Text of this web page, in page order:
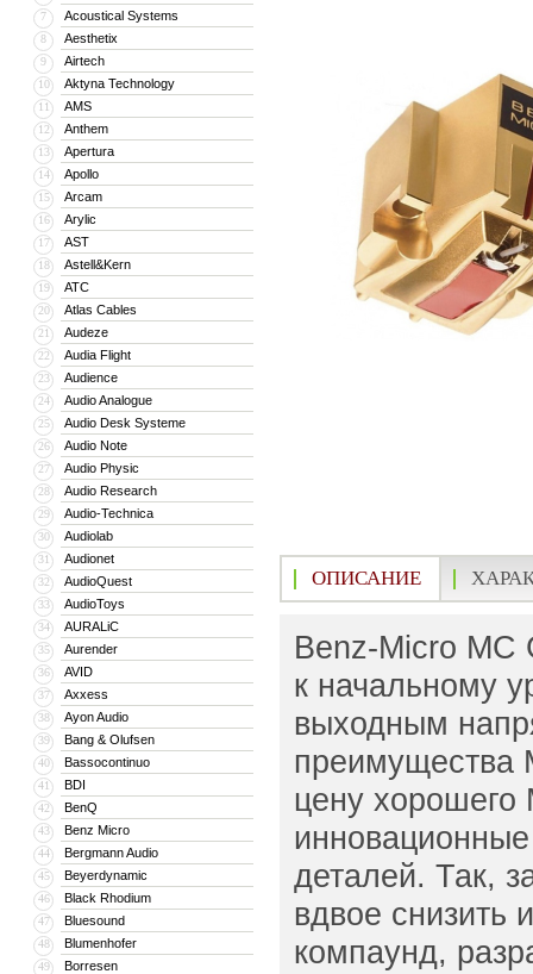
7 Acoustical Systems
8 Aesthetix
9 Airtech
10 Aktyna Technology
11 AMS
12 Anthem
13 Apertura
14 Apollo
15 Arcam
16 Arylic
17 AST
18 Astell&Kern
19 ATC
20 Atlas Cables
21 Audeze
22 Audia Flight
23 Audience
24 Audio Analogue
25 Audio Desk Systeme
26 Audio Note
27 Audio Physic
28 Audio Research
29 Audio-Technica
30 Audiolab
31 Audionet
32 AudioQuest
33 AudioToys
34 AURALiC
35 Aurender
36 AVID
37 Axxess
38 Ayon Audio
39 Bang & Olufsen
40 Bassocontinuo
41 BDI
42 BenQ
43 Benz Micro
44 Bergmann Audio
45 Beyerdynamic
46 Black Rhodium
47 Bluesound
48 Blumenhofer
49 Borresen
ОПИСАНИЕ
Benz-Micro
к начальному
выходным
преимущества
цену
деталей. Так,
вдвое снизить
компаунд,